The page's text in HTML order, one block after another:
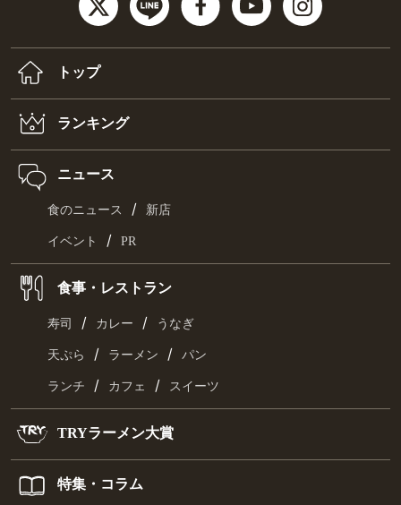
トップ
ランキング
ニュース
食のニュース / 新店
イベント / PR
食事・レストラン
寿司 / カレー / うなぎ
天ぷら / ラーメン / パン
ランチ / カフェ / スイーツ
TRYラーメン大賞
特集・コラム